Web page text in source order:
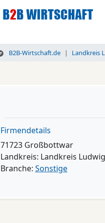
B2B-Wirtschaft.de Landkreis
Firmendetails
71723 Großbottwar
Landkreis: Landkreis
Branche: Sonstige